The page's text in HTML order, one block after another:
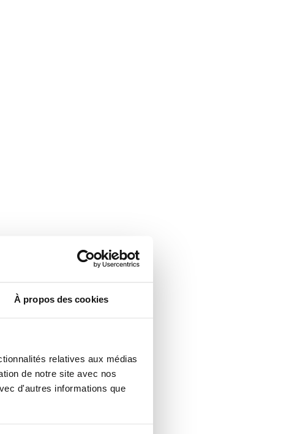
À propos des cookies
relatives aux médias
de notre site avec nos
d'autres informations que